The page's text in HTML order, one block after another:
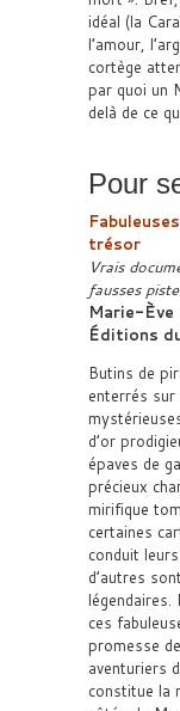
idéal (la
l’amour,
cortège
par quoi un
delà de ce
Pour
trésor
Vrais
fausses
Marie-
Éditions
Butins de
enterrés sur
d’or
épaves de
précieux
mirifique
certaines
conduit
d’autres
ces
promesse
aventuriers
constitue la